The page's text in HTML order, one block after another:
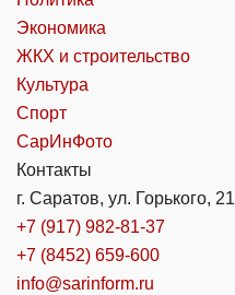
Экономика
ЖКХ и строительство
Культура
Спорт
СарИнФото
Контакты
г. Саратов, ул. Горького, 21
+7 (917) 982-81-37
+7 (8452) 659-600
info@sarinform.ru